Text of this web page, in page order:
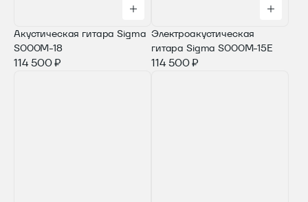
Акустическая гитара Sigma
S000M-18
114 500 ₽
Электроакустическая
гитара Sigma S000M-15E
114 500 ₽